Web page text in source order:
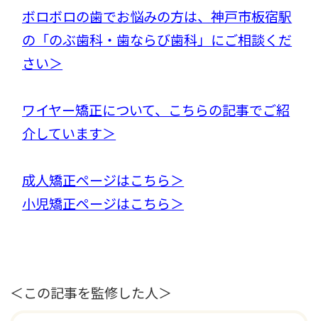
ボロボロの歯でお悩みの方は、神戸市板宿駅
の「のぶ歯科・歯ならび歯科」にご相談くだ
さい＞
ワイヤー矯正について、こちらの記事でご紹
介しています＞
成人矯正ページはこちら＞
小児矯正ページはこちら＞
＜この記事を監修した人＞